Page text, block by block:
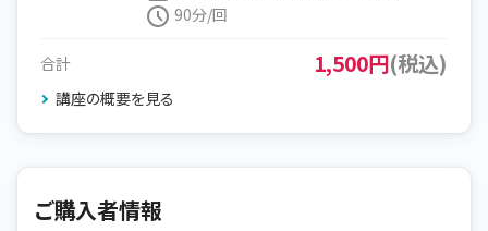
90分/回
合計 1,500円(税込)
講座の概要を見る
ご購入者情報